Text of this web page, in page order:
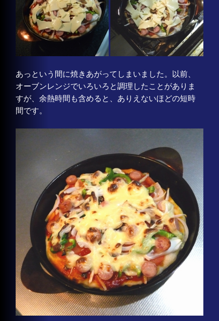
あっという間に焼きあがってしまいました。以前、
オーブンレンジでいろいろと調理したことがありま
すが、余熱時間も含めると、ありえないほどの短時
間です。